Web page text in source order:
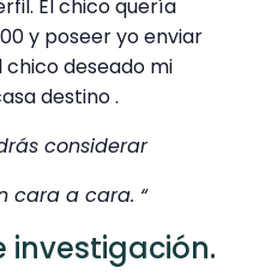
El chico quería
y poseer yo enviar
chico deseado mi
destino .
considerar
cara a cara. “
investigación.